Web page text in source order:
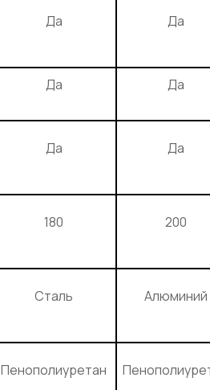
Да Да
Да Да
Да Да
180 200
Сталь Алюминий
Пенополиуретан